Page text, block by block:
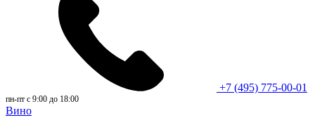
+7 (495) 775-00-01
пн-пт с 9:00 до 18:00
Вино